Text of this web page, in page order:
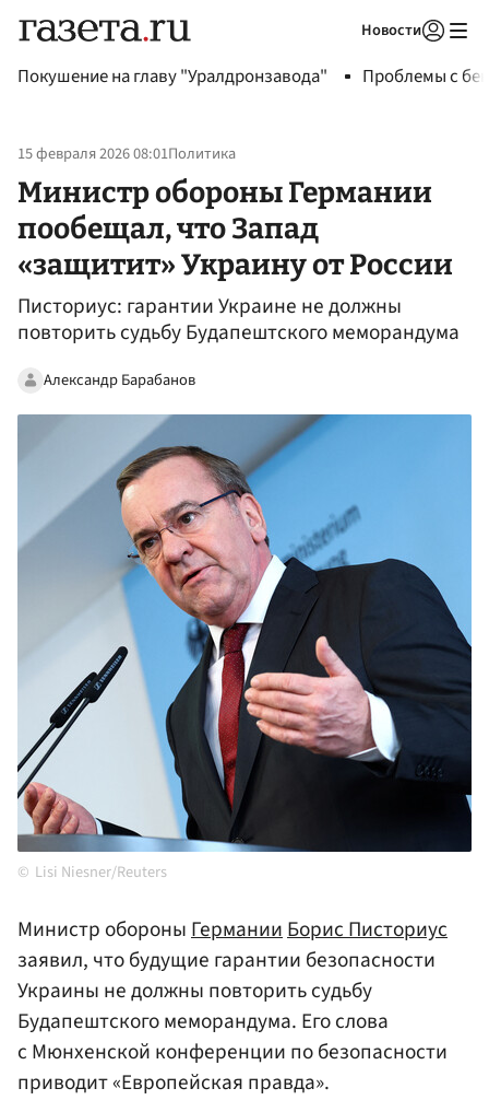
Новости
Покушение на главу "Уралдронзавода" Проблемы с
15 февраля 2026 08:01Политика
Министр обороны Германии
пообещал, что Запад
«защитит» Украину от России
Писториус: гарантии Украине не должны
повторить судьбу Будапештского меморандума
Александр Барабанов
Lisi Niesner/Reuters
Министр обороныГерманииБорис Писториус
заявил, что будущие гарантии безопасности
Украины не должны повторить судьбу
Будапештского меморандума. Его слова
с Мюнхенской конференции по безопасности
приводит «Европейская правда».